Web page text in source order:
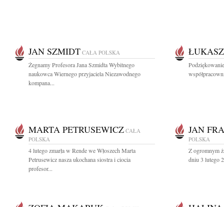
JAN SZMIDT CAŁA POLSKA
Żegnamy Profesora Jana Szmidta Wybitnego
naukowca Wiernego przyjaciela Niezawodnego
kompana...
MARTA PETRUSEWICZ CAŁA
POLSKA
4 lutego zmarła w Rende we Włoszech Marta
Petrusewicz nasza ukochana siostra i ciocia
profesor...
JAN
POLSKA
Z ogromnym
dniu 3 lutego